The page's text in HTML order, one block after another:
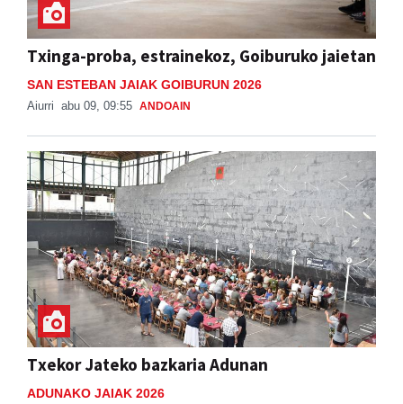
Txinga-proba, estrainekoz, Goiburuko jaietan
SAN ESTEBAN JAIAK GOIBURUN 2026
Aiurri abu 09, 09:55 ANDOAIN
Txekor Jateko bazkaria Adunan
ADUNAKO JAIAK 2026